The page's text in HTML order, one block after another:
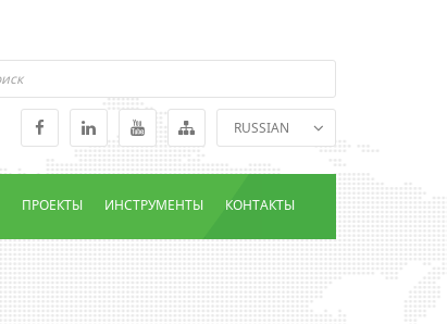
RUSSIAN
ПРОЕКТЫ ИНСТРУМЕНТЫ КОНТАКТЫ